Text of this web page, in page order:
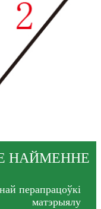
НАЙМЕННЕ
перапрацоўкі
матэрыялу